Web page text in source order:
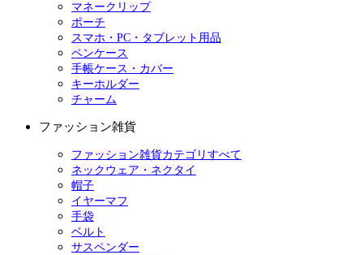
マネークリップ
ポーチ
スマホ・PC・タブレット用品
ペンケース
手帳ケース・カバー
キーホルダー
チャーム
ファッション雑貨
ファッション雑貨カテゴリすべて
ネックウェア・ネクタイ
帽子
イヤーマフ
手袋
ベルト
サスペンダー